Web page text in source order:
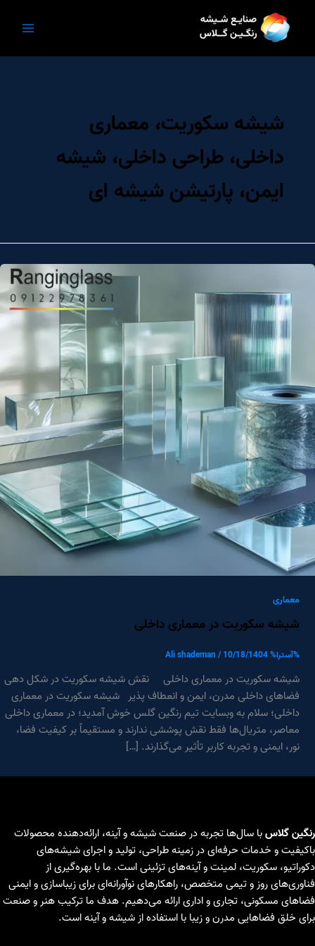
شیشه سکوریت، معماری
داخلی، طراحی داخلی، شیشه
ایمن، پارتیشن شیشه ای
معماری
شیشه سکوریت در معماری داخلی
%آسترا% Ali shademan/10/18/1404
شیشه سکوریت در معماری داخلی نقش شیشه سکوریت در شکل دهی
فضاهای داخلی مدرن، ایمن و انعطاف پذیر شیشه سکوریت در معماری
داخلی؛ سلام به وبسایت تیم رنگین گلس خوش آمدید؛ در معماری داخلی
معاصر، متریال‌ها فقط نقش پوششی ندارند و مستقیماً بر کیفیت فضا،
نور، ایمنی و تجربه کاربر تأثیر می‌گذارند. […]
رنگین گلاسبا سال‌ها تجربه در صنعت شیشه و آینه، ارائه‌دهنده محصولات
باکیفیت و خدمات حرفه‌ای در زمینه طراحی، تولید و اجرای شیشه‌های
دکوراتیو، سکوریت، لمینت و آینه‌های تزئینی است. ما با بهره‌گیری از
فناوری‌های روز و تیمی متخصص، راهکارهای نوآورانه‌ای برای زیباسازی و ایمنی
فضاهای مسکونی، تجاری و اداری ارائه می‌دهیم. هدف ما ترکیب هنر و صنعت
برای خلق فضاهایی مدرن و زیبا با استفاده از شیشه و آینه است.